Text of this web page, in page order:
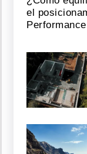
el